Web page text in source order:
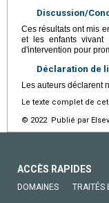
Discussion/
Ces résultats ont mis
et les enfants vivant
d'intervention pour
Déclaration de
Les auteurs déclarent
Le texte complet de
© 2022 Publié par
ACCÈS RAPIDES
DOMAINES TRAITÉS